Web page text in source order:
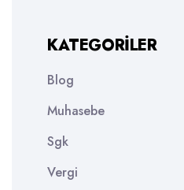
KATEGORILER
Blog
Muhasebe
Sgk
Vergi